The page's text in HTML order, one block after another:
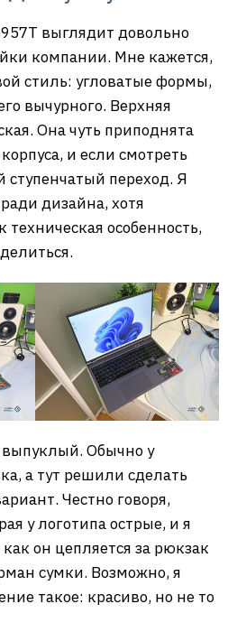
выглядит довольно
компании. Мне кажется,
стиль: угловатые формы,
вычурного. Верхняя
Она чуть приподнята
и если смотреть
ступенчатый переход. Я
дизайна, хотя
техническая особенность,
Обычно у
а тут решили сделать
Честно говоря,
у логотипа острые, и я
он цепляется за рюкзак
сумки. Возможно, я
такое: красиво, но не то